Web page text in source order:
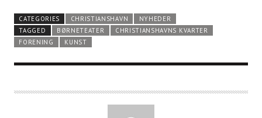
CATEGORIES CHRISTIANSHAVN
NYHEDER
TAGGED
BØRNETEATER
CHRISTIANSHAVNS KVARTER
FORENING
KUNST